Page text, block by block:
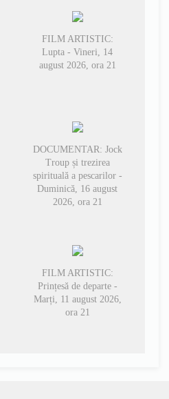
FILM ARTISTIC:
Lupta - Vineri, 14
august 2026, ora 21
DOCUMENTAR: Jock
Troup și trezirea
spirituală a pescarilor -
Duminică, 16 august
2026, ora 21
FILM ARTISTIC:
Prințesă de departe -
Marți, 11 august 2026,
ora 21